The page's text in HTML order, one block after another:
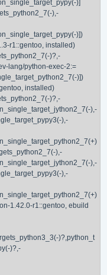
)]
),-
)])
r1::gentoo, installed)
)?,-
lang/python-exec-2:=
)])
installed)
)?,-
),-
),-
),-
),-
),-
1.42.0-r1::gentoo, ebuild
)?,python_t
)?,-